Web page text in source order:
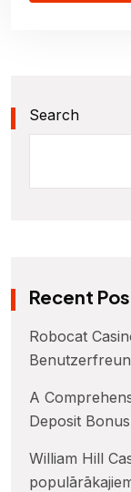
Search
Recent
Robocat
A
Deposit
William Hill